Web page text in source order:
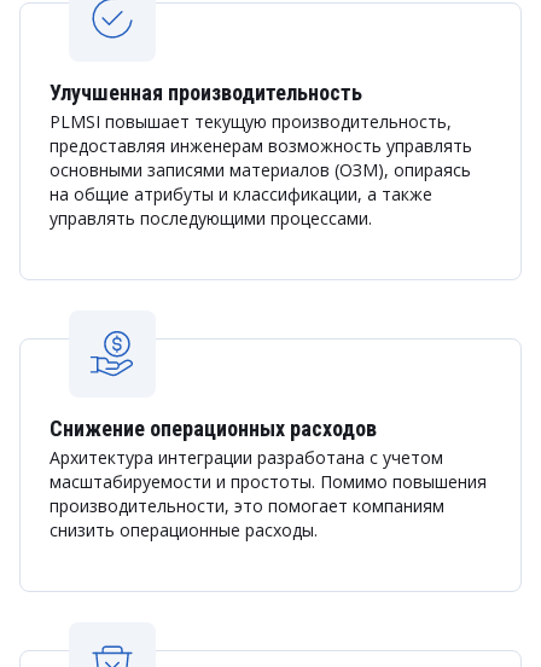
Улучшенная производительность
PLMSI повышает текущую производительность,
предоставляя инженерам возможность управлять
основными записями материалов (ОЗМ), опираясь
на общие атрибуты и классификации, а также
управлять последующими процессами.
Снижение операционных расходов
Архитектура интеграции разработана с учетом
масштабируемости и простоты. Помимо повышения
производительности, это помогает компаниям
снизить операционные расходы.